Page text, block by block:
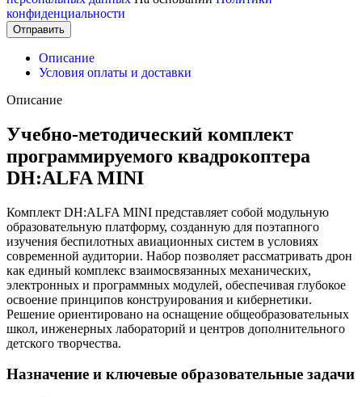
конфиденциальности
Отправить
Описание
Условия оплаты и доставки
Описание
Учебно-методический комплект
программируемого квадрокоптера
DH:ALFA MINI
Комплект DH:ALFA MINI представляет собой модульную
образовательную платформу, созданную для поэтапного
изучения беспилотных авиационных систем в условиях
современной аудитории. Набор позволяет рассматривать дрон
как единый комплекс взаимосвязанных механических,
электронных и программных модулей, обеспечивая глубокое
освоение принципов конструирования и кибернетики.
Решение ориентировано на оснащение общеобразовательных
школ, инженерных лабораторий и центров дополнительного
детского творчества.
Назначение и ключевые образовательные задачи